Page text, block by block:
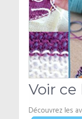
Voir ce
Découvrez les